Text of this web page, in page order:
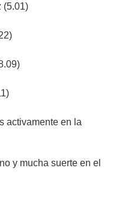
(5.01)
activamente en la
y mucha suerte en el